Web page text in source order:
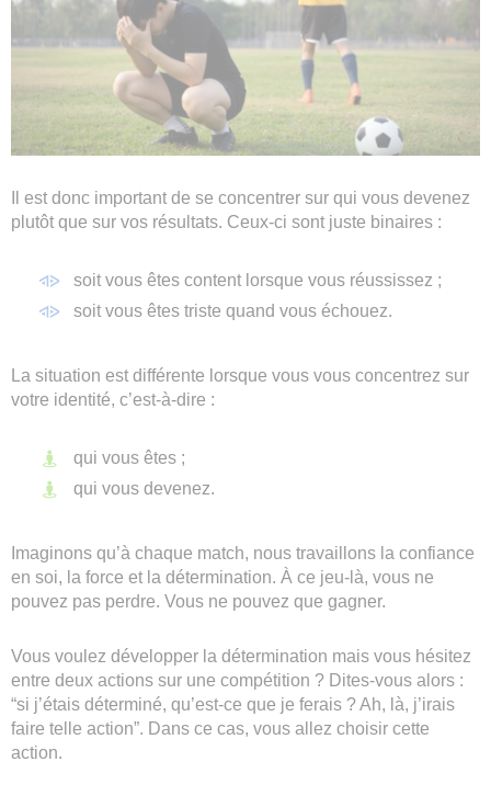
Il est donc important de se concentrer sur qui vous devenez
plutôt que sur vos résultats. Ceux-ci sont juste binaires :
soit vous êtes content lorsque vous réussissez ;
soit vous êtes triste quand vous échouez.
La situation est différente lorsque vous vous concentrez sur
votre identité, c’est-à-dire :
qui vous êtes ;
qui vous devenez.
Imaginons qu’à chaque match, nous travaillons la confiance
en soi, la force et la détermination. À ce jeu-là, vous ne
pouvez pas perdre. Vous ne pouvez que gagner.
Vous voulez développer la détermination mais vous hésitez
entre deux actions sur une compétition ? Dites-vous alors :
“si j’étais déterminé, qu’est-ce que je ferais ? Ah, là, j’irais
faire telle action”. Dans ce cas, vous allez choisir cette
action.